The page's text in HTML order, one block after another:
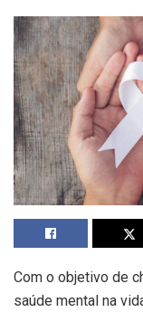
Com o objetivo de
saúde mental na